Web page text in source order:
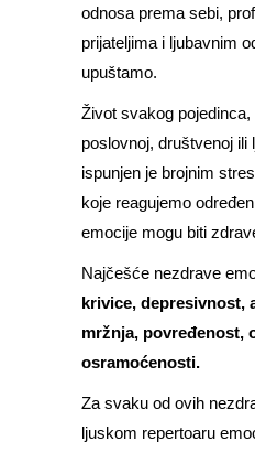
odnosa prema sebi,
prijateljima i ljubavnim
upuštamo.
Život svakog pojedinca,
poslovnoj, društvenoj ili
ispunjen je brojnim
koje reagujemo
emocije mogu biti
Najčešće nezdrave
krivice, depresivnost,
mržnja, povređenost,
osramoćenosti.
Za svaku od ovih
ljuskom repertoaru